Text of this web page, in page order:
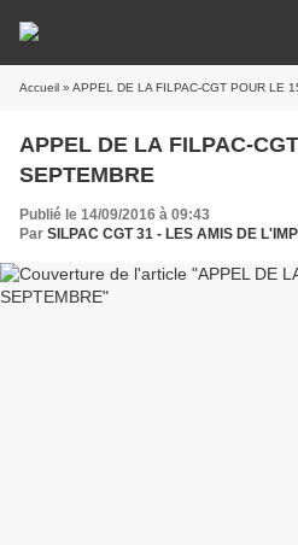
Accueil » APPEL DE LA FILPAC-CGT POUR LE
APPEL DE LA FILPAC-
SEPTEMBRE
Publié le 14/09/2016 à 09:43
Par SILPAC CGT 31 - LES AMIS DE